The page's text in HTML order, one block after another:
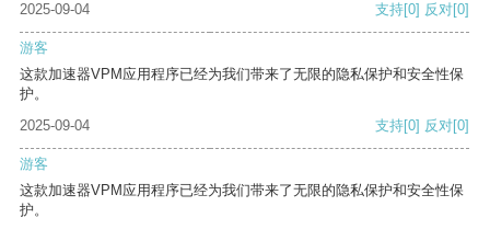
2025-09-04 支持[0] 反对[0]
游客
这款加速器VPM应用程序已经为我们带来了无限的隐私保护和安全性保
护。
2025-09-04
支持[0] 反对[0]
游客
这款加速器VPM应用程序已经为我们带来了无限的隐私保护和安全性保
护。